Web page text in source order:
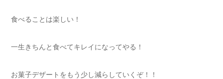
食べることは楽しい！
一生きちんと食べてキレイになってやる！
お菓子デザートをもう少し減らしていくぞ！！